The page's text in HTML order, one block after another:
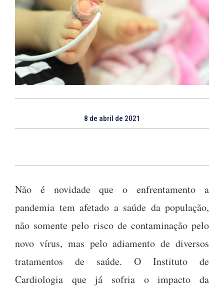
8 de abril de 2021
Não é novidade que o enfrentamento a
pandemia tem afetado a saúde da população,
não somente pelo risco de contaminação pelo
novo vírus, mas pelo adiamento de diversos
tratamentos de saúde. O Instituto de
Cardiologia que já sofria o impacto da